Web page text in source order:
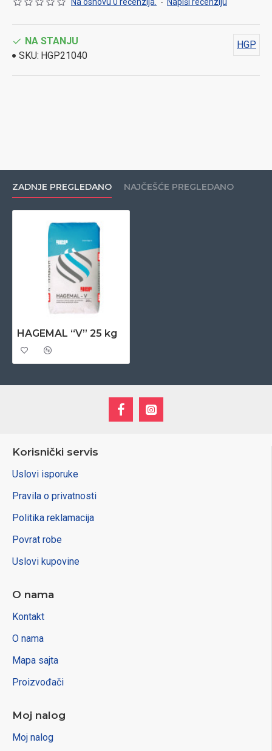
NA STANJU
SKU: HGP21040
HGP
ZADNJE PREGLEDANO NAJČEŠĆE PREGLEDANO
HAGEMAL “V” 25 kg
Korisnički servis
Uslovi isporuke
Pravila o privatnosti
Politika reklamacija
Povrat robe
Uslovi kupovine
O nama
Kontakt
O nama
Mapa sajta
Proizvođači
Moj nalog
Moj nalog